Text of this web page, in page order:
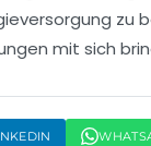
mit sich